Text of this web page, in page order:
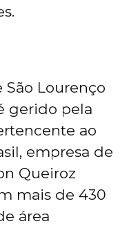
São Lourenço
gerido pela
ao
empresa de
Queiroz
mais de 430
área